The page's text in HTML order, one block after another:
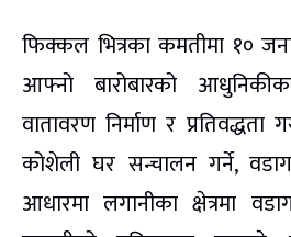
फिक्कल भित्रका कमतीमा १० जना
आफ्नो बारोबारको
वातावरण निर्माण र प्रतिवद्धता
कोशेली घर सन्चालन गर्ने,
आधारमा लगानीका क्षेत्रमा